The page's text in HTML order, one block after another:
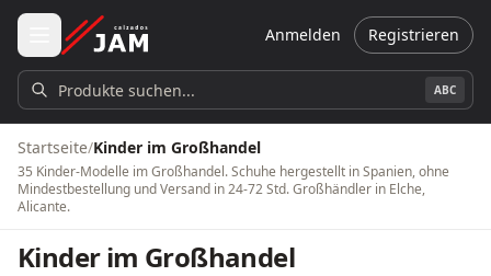
Zum Hauptinhalt springen
Anmelden Registrieren
Produkte suchen... ABC
Startseite/Kinder im Großhandel
35 Kinder-Modelle im Großhandel. Schuhe hergestellt in Spanien, ohne
Mindestbestellung und Versand in 24-72 Std. Großhändler in Elche,
Alicante.
Kinder im Großhandel